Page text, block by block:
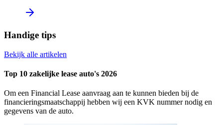
Handige tips
Bekijk alle artikelen
Top 10 zakelijke lease auto's 2026
Om een Financial Lease aanvraag aan te kunnen bieden bij de
financieringsmaatschappij hebben wij een KVK nummer nodig en
gegevens van de auto.